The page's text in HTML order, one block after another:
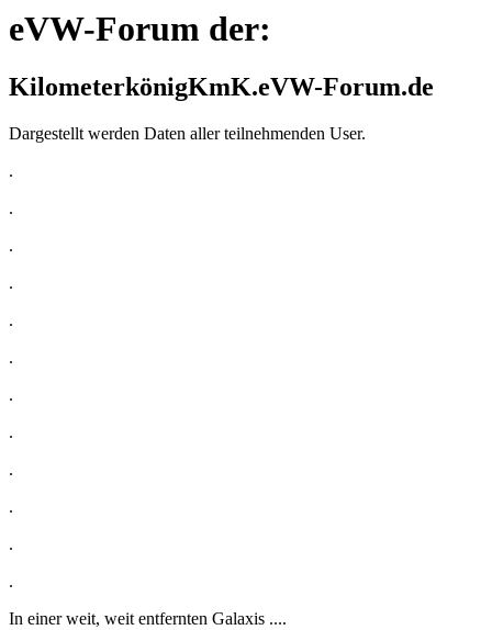
eVW-Forum der:
KilometerkönigKmK.eVW-Forum.de
Dargestellt werden Daten aller teilnehmenden User.
.
.
.
.
.
.
.
.
.
.
.
.
In einer weit, weit entfernten Galaxis ....